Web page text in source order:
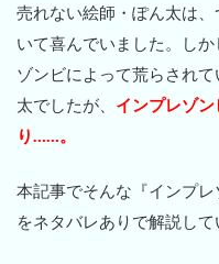
売れない絵師・ぽん太は
いて喜んでいました。し
ゾンビによって荒らされ
太でしたが、 インプレゾ
り……。
本記事でそんな『インプ
をネタバレありで解説して